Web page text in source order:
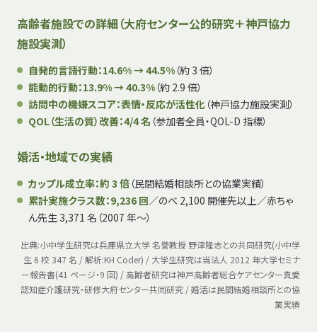
高齢者施設での詳細（大府センター公的研究＋神戸協力
施設実測）
自発的言語行動：14.6% → 44.5% （約 3 倍）
能動的行動：13.9% → 40.3% （約 2.9 倍）
訪問中の機嫌スコア：表情・反応が活性化 （神戸協力施設実測）
QOL（生活の質）改善：4/4 名 （参加者全員・QOL-D 指標）
婚活・地域での実績
カップル成立率：約 3 倍 （民間結婚相談所との協業実績）
累計実施クラス数：9,236 回／のべ 2,100 開催先以上／赤ちゃ
ん先生 3,371 名（2007 年〜）
出典:小中学生研究は兵庫県立大学 名誉教授 野津隆志との共同研究(小中学
生 6 校 347 名 / 解析:KH Coder) / 大学生研究は当法人 2012 年大学セミナ
ー報告書(41 ページ・9 回) / 高齢者研究は神戸高齢者総合ケアセンター真愛
認知症介護研究・研修大府センター共同研究 / 婚活は民間結婚相談所との協
業実績